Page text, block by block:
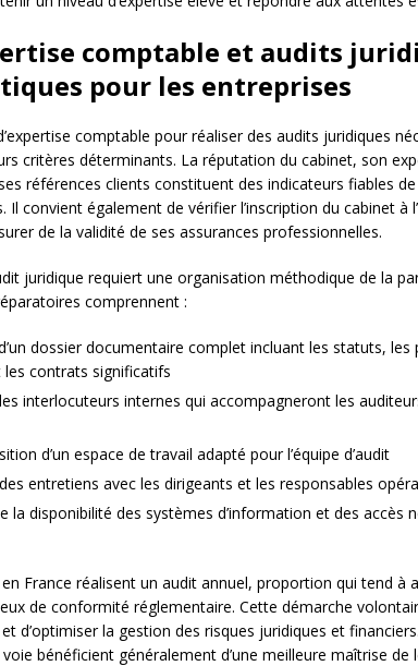
comptable et audits
pour les entreprises
comptable pour réaliser des audits juridiques
critères déterminants. La réputation du cabinet, son
références clients constituent des indicateurs fiables
convient également de vérifier l’inscription du cabinet à
de la validité de ses assurances professionnelles.
juridique requiert une organisation méthodique de la
comprennent :
dossier documentaire complet incluant les statuts, les
les contrats significatifs
interlocuteurs internes qui accompagneront les
d’un espace de travail adapté pour l’équipe d’audit
entretiens avec les dirigeants et les responsables
la disponibilité des systèmes d’information et des accès
France réalisent un audit annuel, proportion qui tend à
de conformité réglementaire. Cette démarche
d’optimiser la gestion des risques juridiques et
bénéficient généralement d’une meilleure maîtrise de